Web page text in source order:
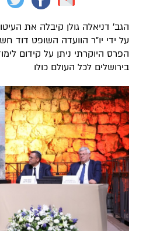
הגב' דניאלה גולן קיבלה את
על ידי יו"ר הוועדה השופט דוד
הפרס היוקרתי ניתן על קידום
בירושלים לכל העולם כולו